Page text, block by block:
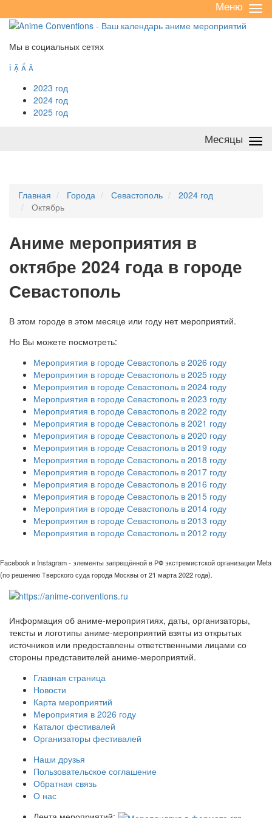
/
Меню
Мы в социальных сетях
   
2023 год
2024 год
2025 год
Месяцы
Главная Города Севастополь
2024 год
Октябрь
Аниме мероприятия в
октябре 2024 года в городе
Севастополь
В этом городе в этом месяце или году нет мероприятий.
Но Вы можете посмотреть:
Мероприятия в городе Севастополь в 2026 году
Мероприятия в городе Севастополь в 2025 году
Мероприятия в городе Севастополь в 2024 году
Мероприятия в городе Севастополь в 2023 году
Мероприятия в городе Севастополь в 2022 году
Мероприятия в городе Севастополь в 2021 году
Мероприятия в городе Севастополь в 2020 году
Мероприятия в городе Севастополь в 2019 году
Мероприятия в городе Севастополь в 2018 году
Мероприятия в городе Севастополь в 2017 году
Мероприятия в городе Севастополь в 2016 году
Мероприятия в городе Севастополь в 2015 году
Мероприятия в городе Севастополь в 2014 году
Мероприятия в городе Севастополь в 2013 году
Мероприятия в городе Севастополь в 2012 году
Facebook и Instagram - элементы запрещённой в РФ экстремистской организации Meta
(по решению Тверского суда города Москвы от 21 марта 2022 года).
Информация об аниме-мероприятиях, даты, организаторы,
тексты и логотипы аниме-мероприятий взяты из открытых
источников или предоставлены ответственными лицами со
стороны представителей аниме-мероприятий.
Главная страница
Новости
Карта мероприятий
Мероприятия в 2026 году
Каталог фестивалей
Организаторы фестивалей
Наши друзья
Пользовательское соглашение
Обратная связь
О нас